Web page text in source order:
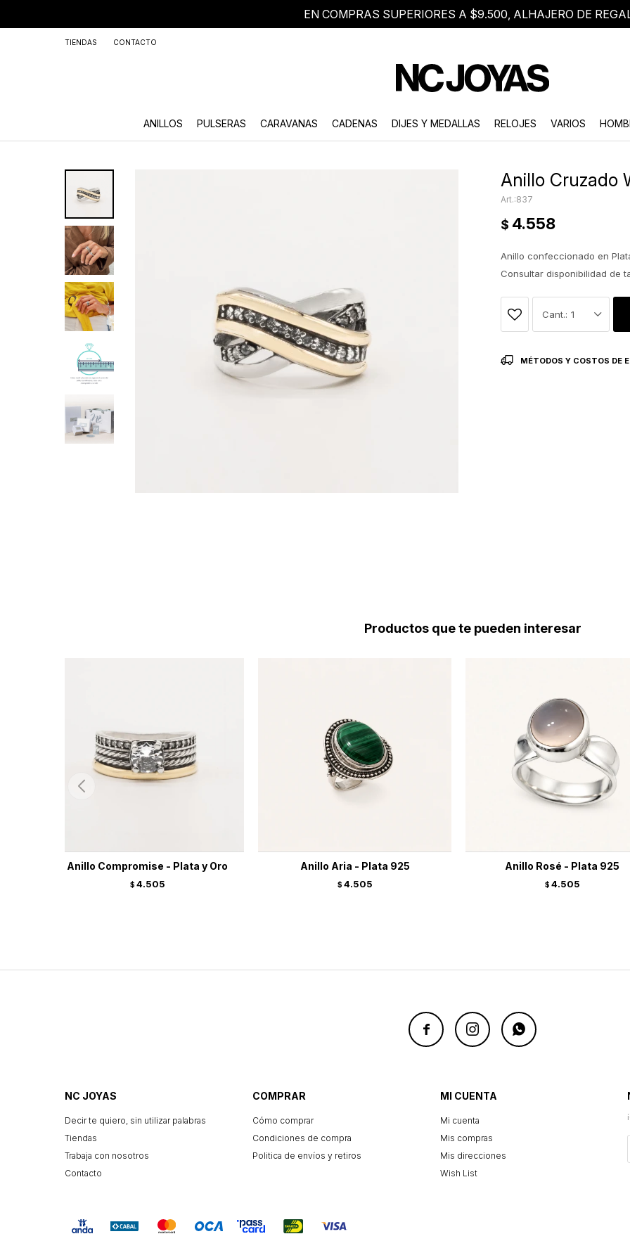
EN COMPRAS SUPERIORES A $9.500, ALHAJERO DE
ANILLOS PULSERAS CARAVANAS CADENAS DIJES Y MEDALLAS RELOJES VARIOS
TIENDAS CONTACTO
Anillo Cruzado
837
$ 4.558
Anillo confeccionado en
Consultar disponibilidad de
1
MÉTODOS Y COSTOS DE
Productos que te pueden interesar
Anillo Compromise - Plata y Oro
$ 4.505
Anillo Aria - Plata 925
$ 4.505
Anillo Rosé - Plata 925
$ 4.505
  
NC JOYAS
Decir te quiero, sin utilizar palabras
Tiendas
Trabaja con nosotros
Contacto
COMPRAR
Cómo comprar
Condiciones de compra
Politica de envíos y retiros
MI CUENTA
Mi cuenta
Mis compras
Mis direcciones
Wish List